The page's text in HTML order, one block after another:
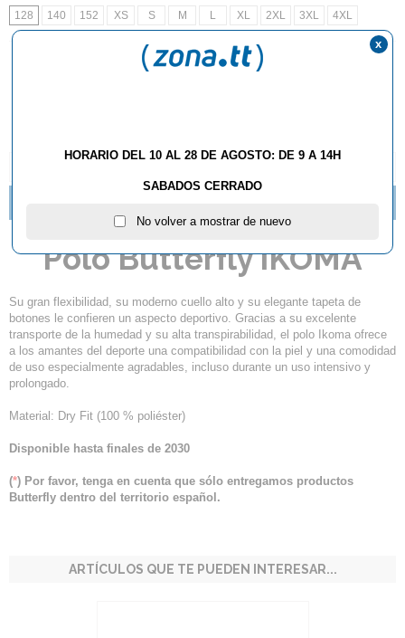
128 140 152 XS S M L XL 2XL 3XL 4XL
Polo Butterfly IKOMA
Su gran flexibilidad, su moderno cuello alto y su elegante tapeta de
botones le confieren un aspecto deportivo. Gracias a su excelente
transporte de la humedad y su alta transpirabilidad, el polo Ikoma ofrece
a los amantes del deporte una compatibilidad con la piel y una comodidad
de uso especialmente agradables, incluso durante un uso intensivo y
prolongado.
Material: Dry Fit (100 % poliéster)
Disponible hasta finales de 2030
(*) Por favor, tenga en cuenta que sólo entregamos productos
Butterfly dentro del territorio español.
ARTÍCULOS QUE TE PUEDEN INTERESAR...
HORARIO DEL 10 AL 28 DE AGOSTO: DE 9 A 14H
SABADOS CERRADO
No volver a mostrar de nuevo
x